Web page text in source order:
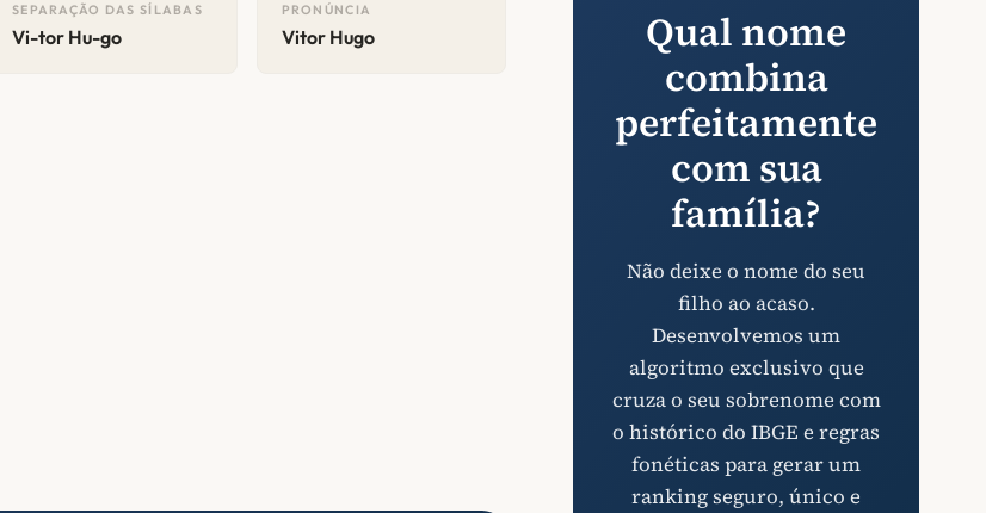
SEPARAÇÃO DAS SÍLABAS
Vi-tor Hu-go
PRONÚNCIA
Vitor Hugo
Qual nome
combina
perfeitamente
com sua
família?
Não deixe o nome do seu
filho ao acaso.
Desenvolvemos um
algoritmo exclusivo que
cruza o seu sobrenome com
o histórico do IBGE e regras
fonéticas para gerar um
ranking seguro, único e